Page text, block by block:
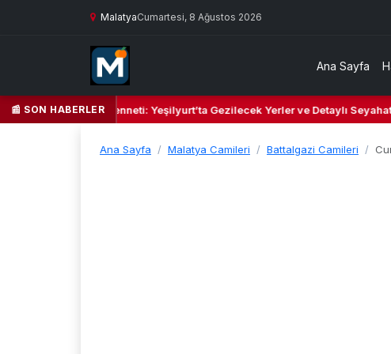
MalatyaCumartesi, 8 Ağustos 2026
Ana Sayfa
📰 SON HABERLER
Kalbi ve Kültür Cenneti: Yeşilyurt’ta Gezilecek Yerler ve Detaylı Seyahat
Ana Sayfa Malatya Camileri Battalgazi Camileri